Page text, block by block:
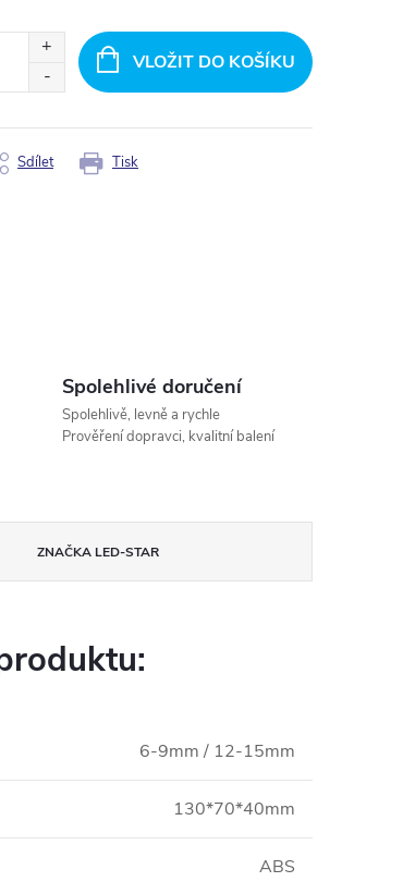
VLOŽIT DO KOŠÍKU
Tisk
Sdílet
Spolehlivé doručení
Spolehlivě, levně a rychle
Prověření dopravci, kvalitní balení
ZNAČKA LED-STAR
6-9mm / 12-15mm
130*70*40mm
ABS